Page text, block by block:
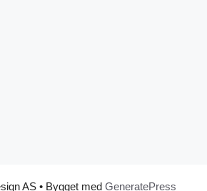
AS• Bygget med GeneratePress